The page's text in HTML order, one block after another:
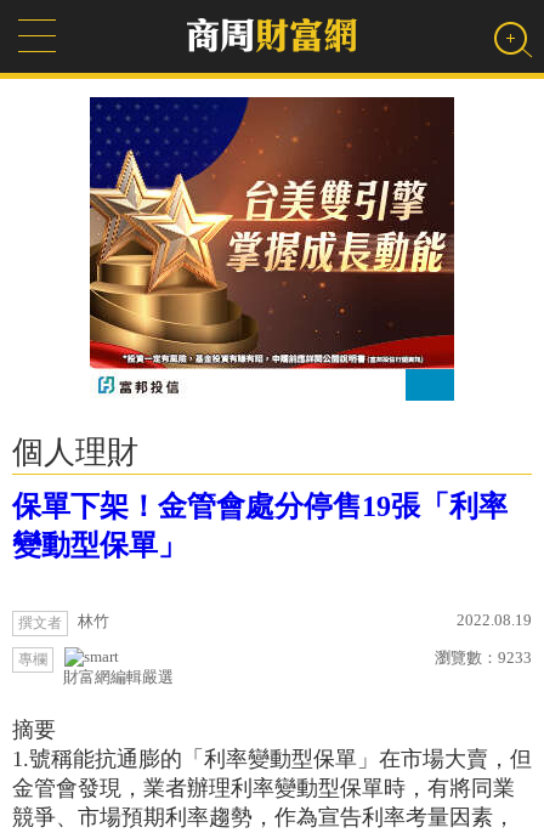
個人理財
保單下架！金管會處分停售19張「利率
變動型保單」
撰文者 林竹 2022.08.19
專欄
財富網編輯嚴選
瀏覽數： 9233
摘要
1.號稱能抗通膨的「利率變動型保單」在市場大賣，但
金管會發現，業者辦理利率變動型保單時，有將同業
競爭、市場預期利率趨勢，作為宣告利率考量因素，